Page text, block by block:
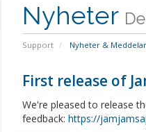
Nyheter
Support Nyheter &
First release of
We're pleased to release
feedback: https://